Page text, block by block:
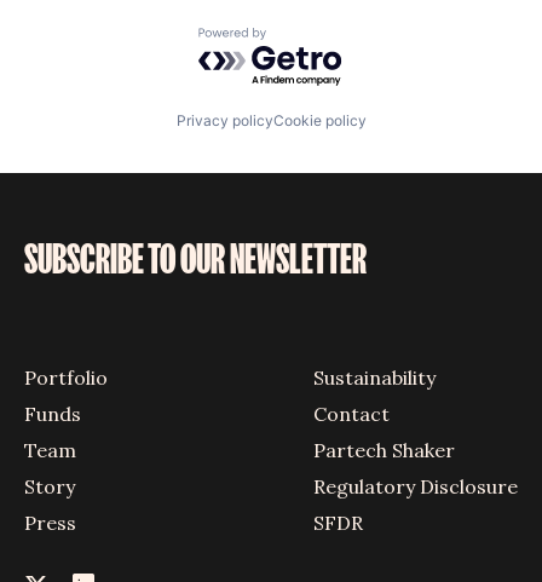
Powered by Getro.com
Privacy policyCookie policy
SUBSCRIBE TO OUR NEWSLETTER
Portfolio
Funds
Team
Story
Press
Sustainability
Contact
Partech Shaker
Regulatory Disclosure
SFDR